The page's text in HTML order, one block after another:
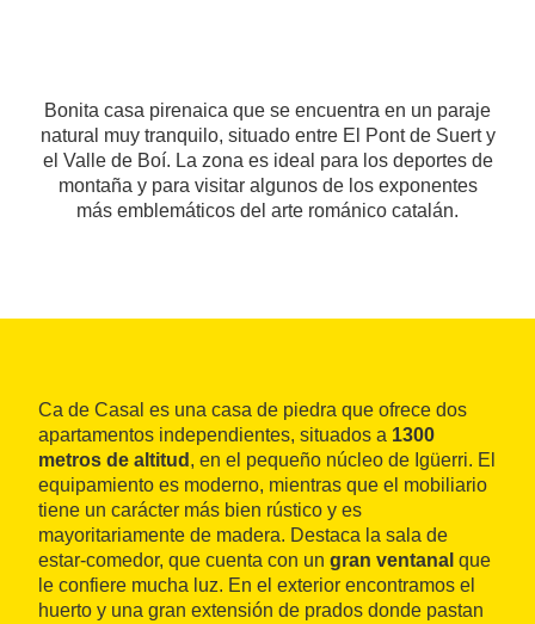
Bonita casa pirenaica que se encuentra en un paraje
natural muy tranquilo, situado entre El Pont de Suert y
el Valle de Boí. La zona es ideal para los deportes de
montaña y para visitar algunos de los exponentes
más emblemáticos del arte románico catalán.
Ca de Casal es una casa de piedra que ofrece dos
apartamentos independientes, situados a 1300
metros de altitud , en el pequeño núcleo de Igüerri. El
equipamiento es moderno, mientras que el mobiliario
tiene un carácter más bien rústico y es
mayoritariamente de madera. Destaca la sala de
estar-comedor, que cuenta con un gran ventanal que
le confiere mucha luz. En el exterior encontramos el
huerto y una gran extensión de prados donde pastan